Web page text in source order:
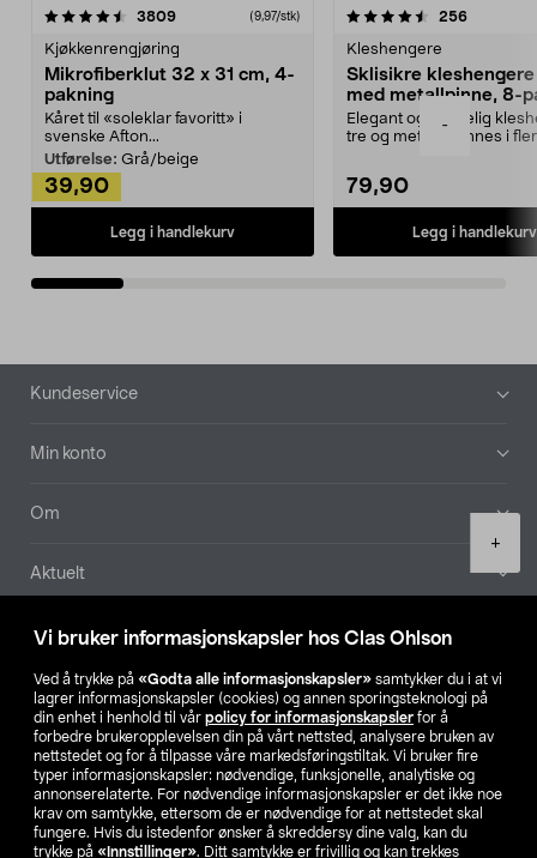
Vi bruker informasjonskapsler hos Clas Ohlson
Ved å trykke på «Godta alle informasjonskapsler» samtykker du i at vi
lagrer informasjonskapsler (cookies) og annen sporingsteknologi på
din enhet i henhold til vår policy for informasjonskapsler for å
forbedre brukeropplevelsen din på vårt nettsted, analysere bruken av
nettstedet og for å tilpasse våre markedsføringstiltak. Vi bruker fire
typer informasjonskapsler: nødvendige, funksjonelle, analytiske og
annonserelaterte. For nødvendige informasjonskapsler er det ikke noe
krav om samtykke, ettersom de er nødvendige for at nettstedet skal
fungere. Hvis du istedenfor ønsker å skreddersy dine valg, kan du
trykke på «Innstillinger». Ditt samtykke er frivillig og kan trekkes
-
+
3809anmeldelser(9,97/stk)
Kjøkkenrengjøring
Mikrofiberklut 32 x 31 cm, 4-
pakning
Kåret til «soleklar favoritt» i
svenske Afton...
Utførelse: Grå/beige
39,90
Legg i handlekurv
4.5av 5 stjerner 256
Kleshengere
Sklisikre
med metallpinne, 8-
Elegant og skikkelig
tre og metall – finnes i
79,90
Legg i handlekurv
4.5av 5 stjerner
Bunntekst
Kundeservice
Min konto
Om
Aktuelt
Våre selskaper
Finn din butikk
SE NO FI